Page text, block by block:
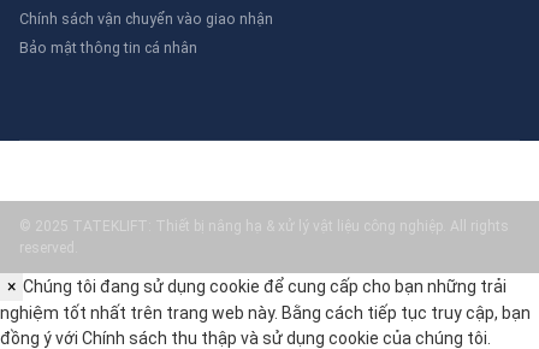
Chính sách vận chuyển vào giao nhận
Bảo mật thông tin cá nhân
© 2025 TATEKLIFT: Thiết bị nâng hạ & xử lý vật liệu công nghiệp. All rights
reserved.
× Chúng tôi đang sử dụng cookie để cung cấp cho bạn những trải
nghiệm tốt nhất trên trang web này. Bằng cách tiếp tục truy cập, bạn
đồng ý với Chính sách thu thập và sử dụng cookie của chúng tôi.